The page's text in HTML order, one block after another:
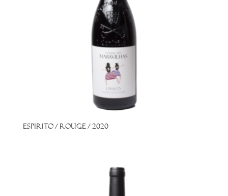
Espirito / Rouge / 2020